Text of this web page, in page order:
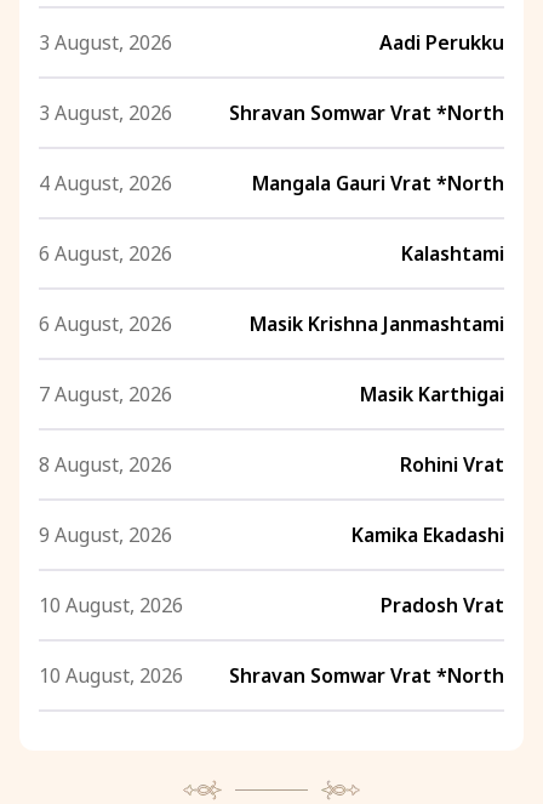
3 August, 2026 Aadi Perukku
3 August, 2026 Shravan Somwar Vrat *North
4 August, 2026 Mangala Gauri Vrat *North
6 August, 2026 Kalashtami
6 August, 2026 Masik Krishna Janmashtami
7 August, 2026 Masik Karthigai
8 August, 2026 Rohini Vrat
9 August, 2026 Kamika Ekadashi
10 August, 2026 Pradosh Vrat
10 August, 2026 Shravan Somwar Vrat *North